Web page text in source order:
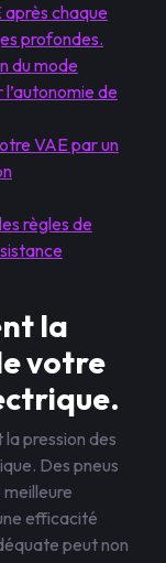
chaque
profondes.
du mode
de
VAE par un
règles de
la
votre
pression des
Des pneus
efficacité
peut non